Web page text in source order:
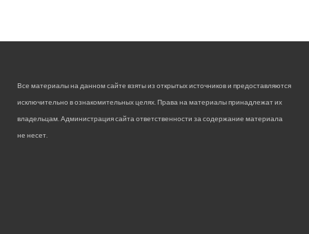
Все материалы на данном сайте взяты из открытых источников и предоставляются
исключительно в ознакомительных целях. Права на материалы принадлежат их
владельцам. Администрация сайта ответственности за содержание материала
не несет.